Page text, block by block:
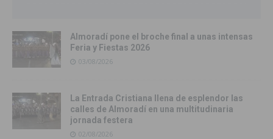
Almoradí pone el broche final a unas intensas
Feria y Fiestas 2026
03/08/2026
La Entrada Cristiana llena de esplendor las
calles de Almoradí en una multitudinaria
jornada festera
02/08/2026